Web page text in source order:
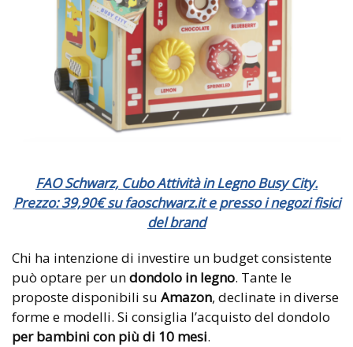
FAO Schwarz, Cubo Attività in Legno Busy City.
Prezzo: 39,90€ su faoschwarz.it e presso i negozi fisici
del brand
Chi ha intenzione di investire un budget consistente
può optare per undondolo in legno. Tante le
proposte disponibili su Amazon, declinate in diverse
forme e modelli. Si consiglia l’acquisto del dondolo
per bambini con più di 10 mesi.